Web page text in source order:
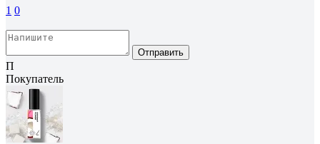
1 0
Отправить
П
Покупатель